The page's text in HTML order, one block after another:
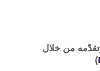
من خلال
)